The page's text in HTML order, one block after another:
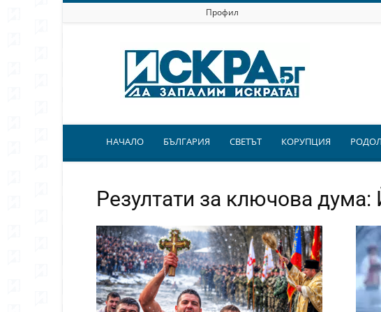
Профил
Искра.бг
НАЧАЛО БЪЛГАРИЯ СВЕТЪТ КОРУПЦИЯ
Резултати за ключова